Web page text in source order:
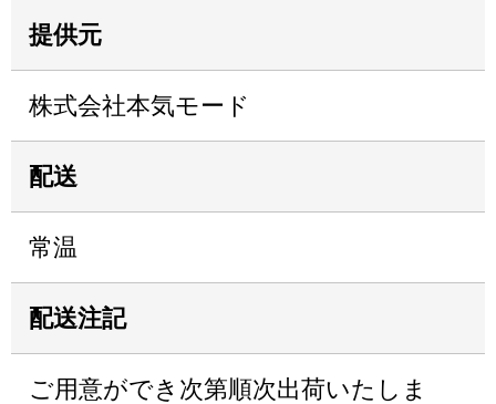
提供元
株式会社本気モード
配送
常温
配送注記
ご用意ができ次第順次出荷いたしま